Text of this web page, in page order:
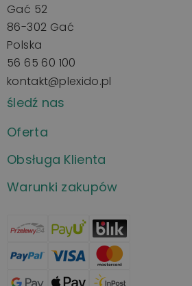
Gać 52
86-302 Gać
Polska
56 65 60 100
kontakt@plexido.pl
śledź nas
Oferta
Obsługa Klienta
Warunki zakupów